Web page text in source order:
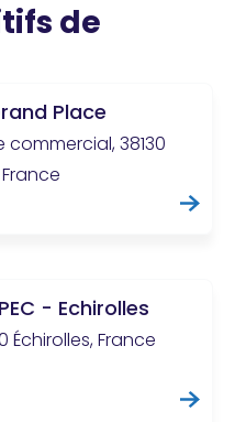
de
Place
38130
- Echirolles
Échirolles, France